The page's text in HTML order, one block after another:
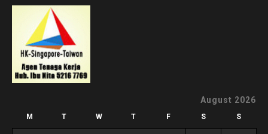
August 2026
M T W T F S S